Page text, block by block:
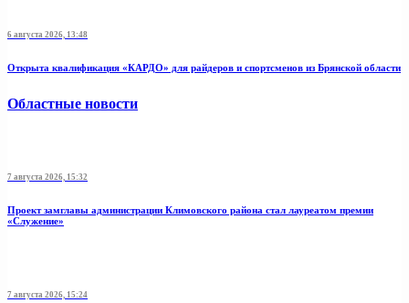
6 августа 2026, 13:48
Открыта квалификация «КАРДО» для райдеров и спортсменов из Брянской области
Областные новости
7 августа 2026, 15:32
Проект замглавы администрации Климовского района стал лауреатом премии
«Служение»
7 августа 2026, 15:24